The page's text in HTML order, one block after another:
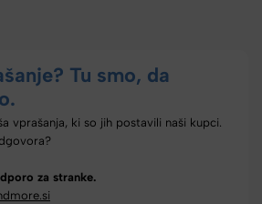
Tu smo, da
vprašanja, ki so jih postavili naši kupci.
za stranke.